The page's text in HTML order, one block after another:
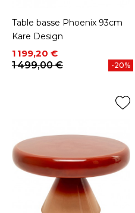
Table basse Phoenix 93cm
Kare Design
Prix
1 199,20 €
Prix de base
1 499,00 €
-20%